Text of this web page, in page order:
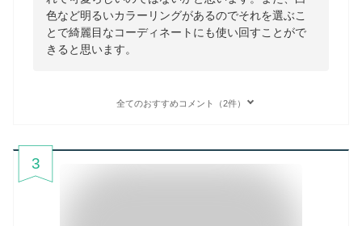
色など明るいカラーリングがあるのでそれを選ぶこ
とで綺麗目なコーディネートにも使い回すことがで
きると思います。
全てのおすすめコメント（2件）
3